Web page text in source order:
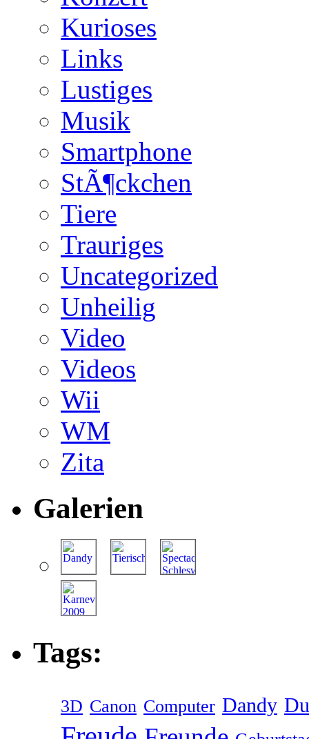
Kurioses
Links
Lustiges
Musik
Smartphone
StÃ¶ckchen
Tiere
Trauriges
Uncategorized
Unheilig
Video
Videos
Wii
WM
Zita
Galerien
Tags:
3D Canon Computer Dandy